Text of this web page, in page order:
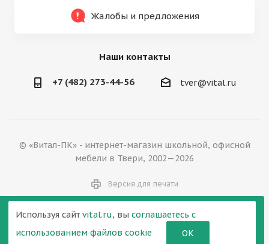
Жалобы и предложения
Наши контакты
+7 (482) 273-44-56 tver@vital.ru
© «Витал-ПК» - интернет-магазин школьной, офисной
мебели в Твери, 2002—2026
Версия для печати
Используя сайт vital.ru, вы соглашаетесь с
использованием файлов cookie
ОК